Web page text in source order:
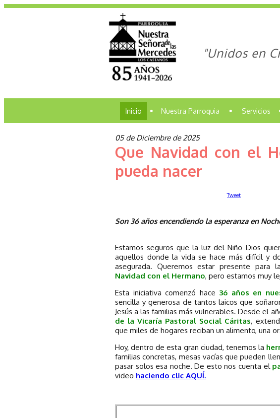
"Unidos en
Inicio • Nuestra Parroquia • Servicios
05 de Diciembre de 2025
Que Navidad con el
pueda nacer
Tweet
Son 36 años encendiendo la esperanza en
Estamos seguros que la luz del Niño Dios
aquellos donde la vida se hace más difícil y
asegurada. Queremos estar presente para
Navidad con el Hermano, pero estamos muy
Esta iniciativa comenzó hace 36 años en
sencilla y generosa de tantos laicos que
Jesús a las familias más vulnerables. Desde el
de la Vicaría Pastoral Social Cáritas,
que miles de hogares reciban un alimento, una
Hoy, dentro de esta gran ciudad, tenemos la
familias concretas, mesas vacías que pueden
pasar solos esa noche. De esto nos cuenta el
video haciendo clic AQUÍ.